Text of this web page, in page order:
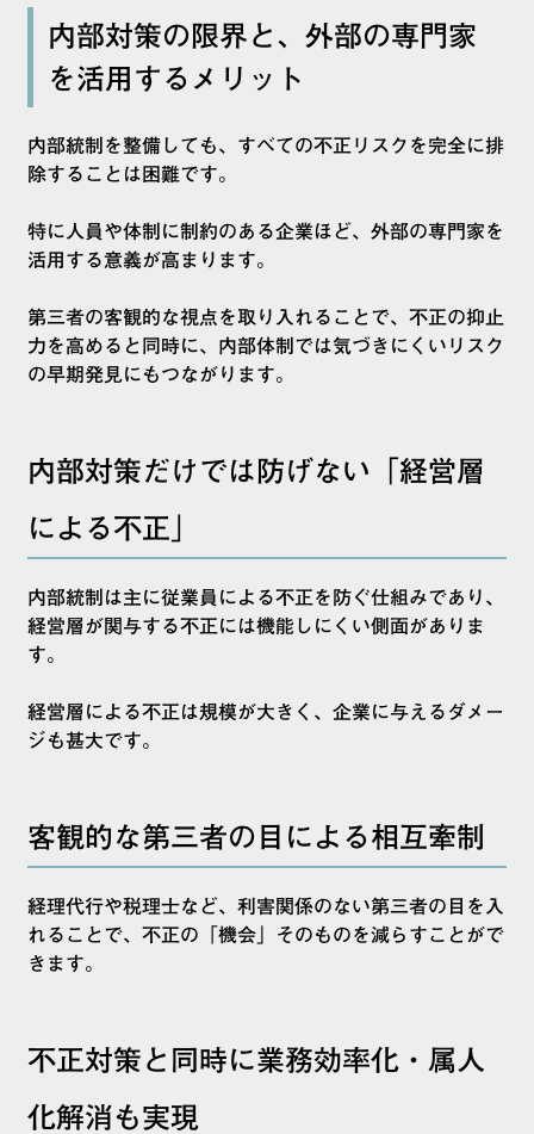
内部対策の限界と、外部の専門家
を活用するメリット
内部統制を整備しても、すべての不正リスクを完全に排
除することは困難です。
特に人員や体制に制約のある企業ほど、外部の専門家を
活用する意義が高まります。
第三者の客観的な視点を取り入れることで、不正の抑止
力を高めると同時に、内部体制では気づきにくいリスク
の早期発見にもつながります。
内部対策だけでは防げない「経営層
による不正」
内部統制は主に従業員による不正を防ぐ仕組みであり、
経営層が関与する不正には機能しにくい側面がありま
す。
経営層による不正は規模が大きく、企業に与えるダメー
ジも甚大です。
客観的な第三者の目による相互牽制
経理代行や税理士など、利害関係のない第三者の目を入
れることで、不正の「機会」そのものを減らすことがで
きます。
不正対策と同時に業務効率化・属人
化解消も実現